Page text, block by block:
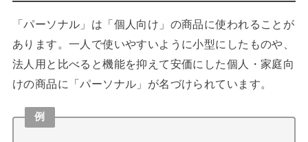
「パーソナル」は「個人向け」の商品に使われることが
あります。一人で使いやすいように小型にしたものや、
法人用と比べると機能を抑えて安価にした個人・家庭向
けの商品に「パーソナル」が名づけられています。
例